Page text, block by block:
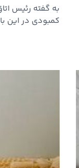
به گفته رئیس
کمبودی در این